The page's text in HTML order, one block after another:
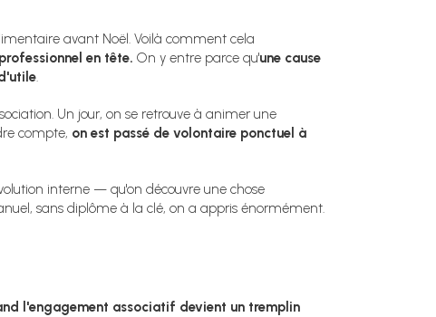
avant Noël. Voilà comment cela
en tête. On y entre parce qu'une cause
.
Un jour, on se retrouve à animer une
compte, on est passé de volontaire ponctuel à
interne — qu'on découvre une chose
sans diplôme à la clé, on a appris énormément.
l'engagement associatif devient un tremplin